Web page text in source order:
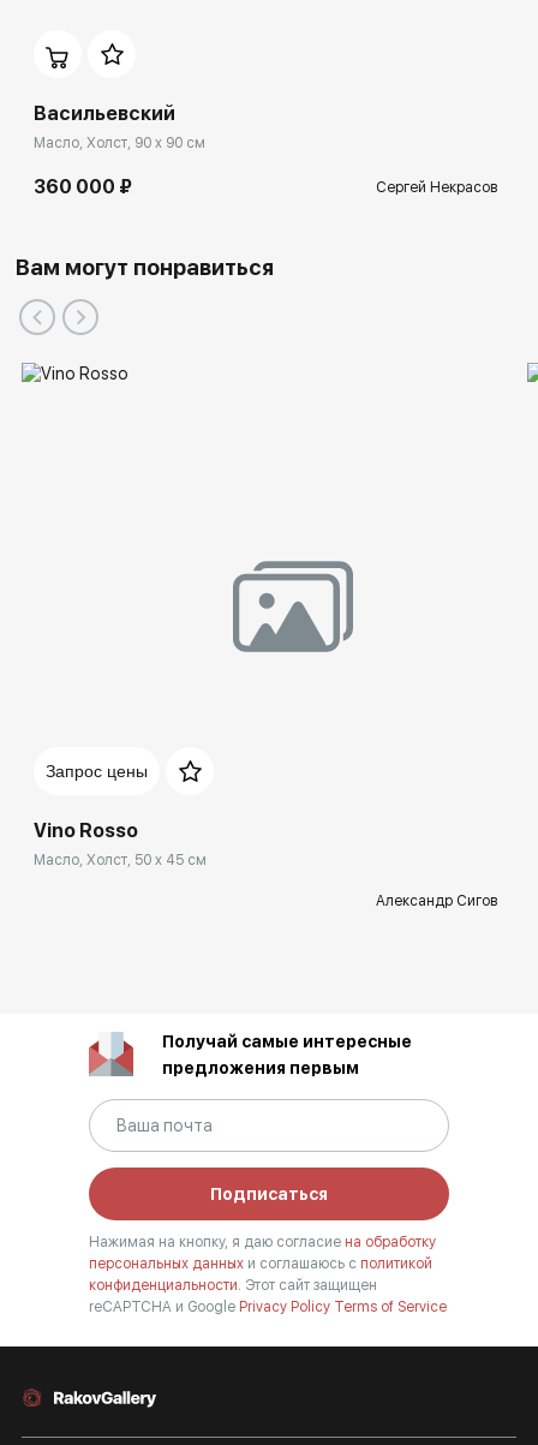
Васильевский
Масло, Холст, 90 x 90 см
360 000 ₽ Сергей Некрасов
Вам могут понравиться
Запрос цены
Vino Rosso
Масло, Холст, 50 x 45 см
Александр Сигов
Получай самые интересные
предложения первым
Подписаться
Нажимая на кнопку, я даю согласие на обработку
персональных данных и соглашаюсь с политикой
конфиденциальности. Этот сайт защищен
reCAPTCHA и Google Privacy Policy Terms of Service